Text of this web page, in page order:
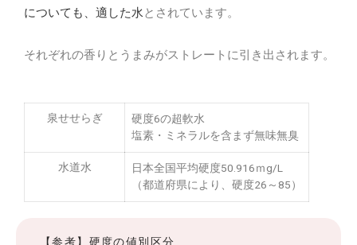
についても、適した水とされています。
それぞれの香りとうまみがストレートに引き出されます。
泉せせらぎ
硬度6の超軟水
塩素・ミネラルを含まず無味無臭
水道水
日本全国平均硬度50.916ｍg/L
（都道府県により、硬度26～85）
【参考】硬度の値別区分